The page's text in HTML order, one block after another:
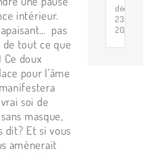
intérieur.
pas
de tout ce que
doux
pour l’âme
soi de
masque,
dit? Et si vous
amènerait
décembre
23rd,
2024